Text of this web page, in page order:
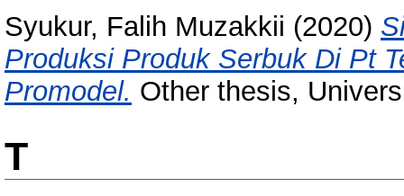
Syukur, Falih Muzakkii (2020)
Produksi Produk Serbuk Di Pt
Promodel. Other thesis,
T